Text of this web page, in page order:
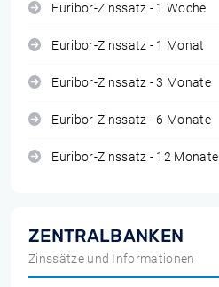
Euribor-Zinssatz - 1 Woche
Euribor-Zinssatz - 1 Monat
Euribor-Zinssatz - 3 Monate
Euribor-Zinssatz - 6 Monate
Euribor-Zinssatz - 12 Monate
ZENTRALBANKEN
Zinssätze und Informationen